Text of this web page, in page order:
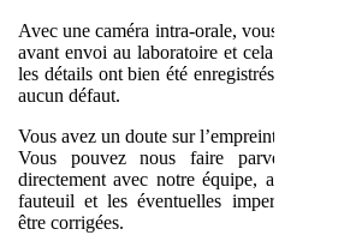
Avec une caméra intra-orale, vous pouvez
avant envoi au laboratoire et cela vous
les détails ont bien été enregistrés et que la
aucun défaut.
Vous avez un doute sur l’empreinte réalisée ?
Vous pouvez nous faire parvenir votre
directement avec notre équipe, alors que
fauteuil et les éventuelles imperfections
être corrigées.